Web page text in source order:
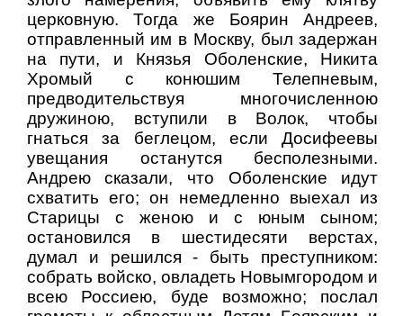
церковную. Тогда же Боярин Андреев,
отправленный им в Москву, был задержан
на пути, и Князья Оболенские, Никита
Хромый с конюшим Телепневым,
предводительствуя многочисленною
дружиною, вступили в Волок, чтобы
гнаться за беглецом, если Досифеевы
увещания останутся бесполезными.
Андрею сказали, что Оболенские идут
схватить его; он немедленно выехал из
Старицы с женою и с юным сыном;
остановился в шестидесяти верстах,
думал и решился - быть преступником:
собрать войско, овладеть Новымгородом и
всею Россиею, буде возможно; послал